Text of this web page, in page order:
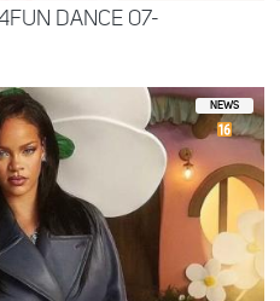
DANCE 07-
NEWS